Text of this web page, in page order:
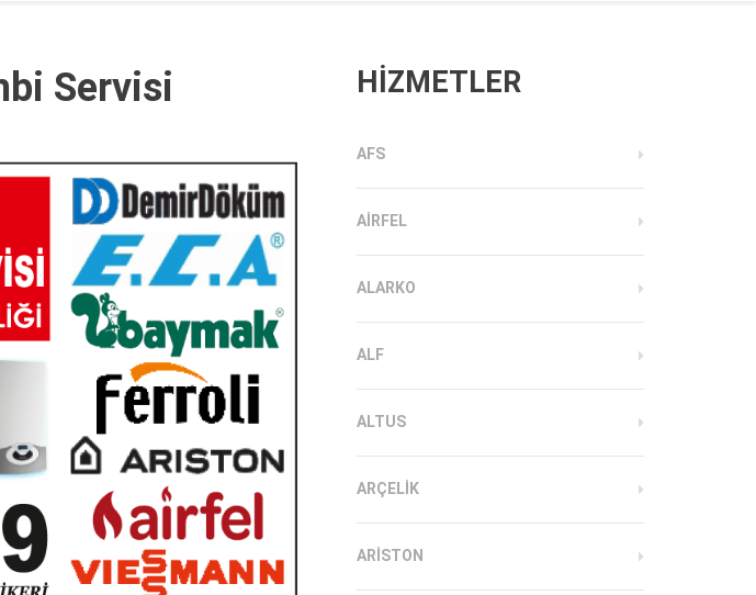
Servisi HİZMETLER
AFS
AIRFEL
ALARKO
ALF
ALTUS
ARÇELIK
ARISTON